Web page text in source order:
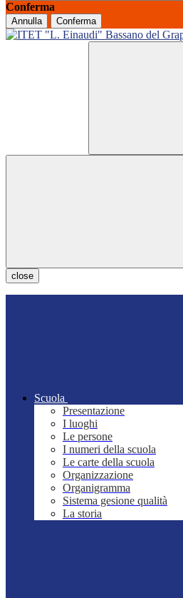
Conferma
Annulla Conferma
close
Scuola
Presentazione
I luoghi
Le persone
I numeri della scuola
Le carte della scuola
Organizzazione
Organigramma
Sistema gesione qualità
La storia